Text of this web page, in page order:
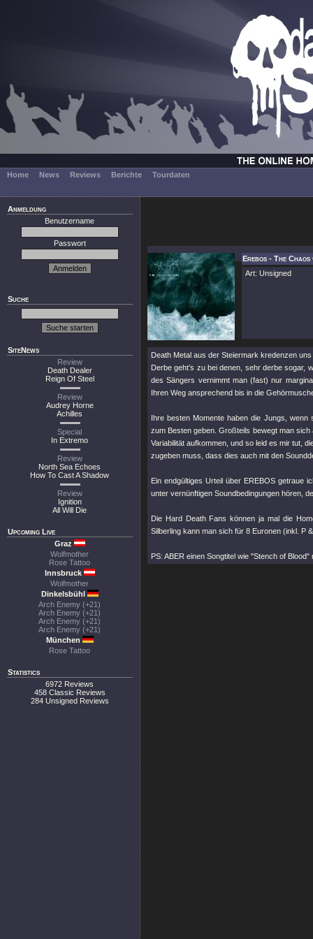
Home News Reviews Berichte Tourdaten
Anmeldung
Benutzername
Passwort
Suche
SiteNews
Review
Death Dealer
Reign Of Steel
Review
Audrey Horne
Achilles
Special
In Extremo
Review
North Sea Echoes
How To Cast A Shadow
Review
Ignition
All Will Die
Upcoming Live
Graz
Wolfmother
Rose Tattoo
Innsbruck
Wolfmother
Dinkelsbühl
Arch Enemy (+21)
Arch Enemy (+21)
Arch Enemy (+21)
Arch Enemy (+21)
München
Rose Tattoo
Statistics
6972 Reviews
458 Classic Reviews
284 Unsigned Reviews
Erebos - The
Art: Unsigned
Death Metal aus der Steiermark kredenzen
Derbe geht’s zu bei denen, sehr derbe sogar,
des Sängers vernimmt man (fast) nur
Ihren Weg ansprechend bis in die
Ihre besten Momente haben die Jungs, wenn
zum Besten geben. Großteils bewegt man
Variabilität aufkommen, und so leid es mir tut,
zugeben muss, dass dies auch mit den
Ein endgültiges Urteil über EREBOS getraue
unter vernünftigen Soundbedingungen hören,
Die Hard Death Fans können ja mal die
Silberling kann man sich für 8 Euronen (inkl. P
PS: ABER einen Songtitel wie "Stench of